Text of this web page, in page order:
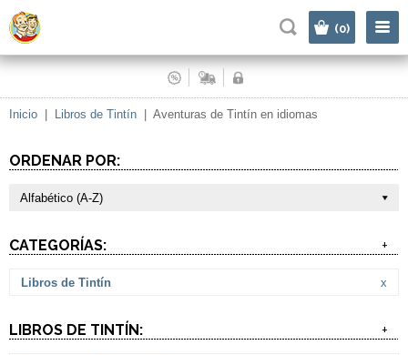
(0)
Inicio Libros de Tintín Aventuras de Tintín en idiomas
ORDENAR POR:
Alfabético (A-Z)
CATEGORÍAS: +
Libros de Tintín x
LIBROS DE TINTÍN: +